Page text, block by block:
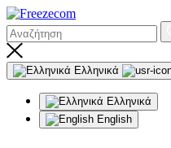
Ελληνικά
Ελληνικά
English